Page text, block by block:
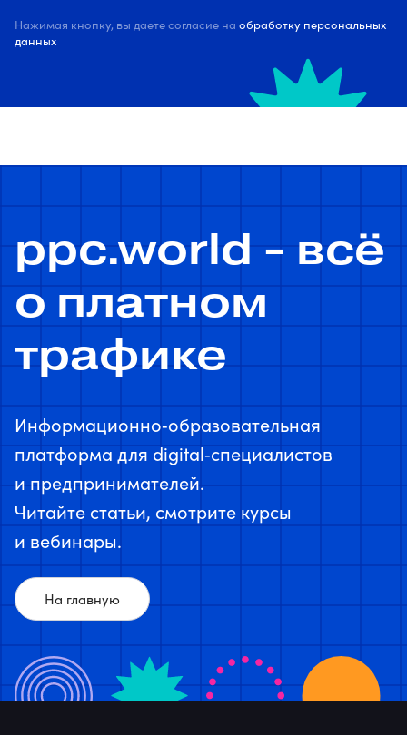
Нажимая кнопку, вы даете согласие на обработку персональных
данных
ppc.world - всё
о платном
трафике
Информационно‑образовательная
платформа для digital‑специалистов
и предпринимателей.
Читайте статьи, смотрите курсы
и вебинары.
На главную